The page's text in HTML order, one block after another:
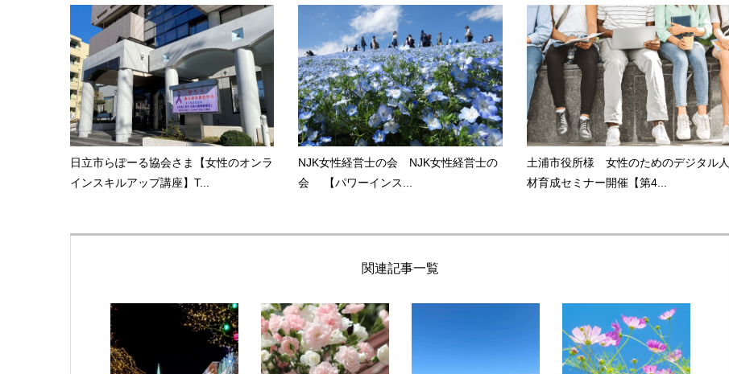
日立市らぽーる協会さま【女性のオンラ
インスキルアップ講座】T...
NJK女性経営士の会 NJK女性経営士の
会 【パワーインス...
土浦市役所様 女性のためのデジタル人
材育成セミナー開催【第4...
関連記事一覧